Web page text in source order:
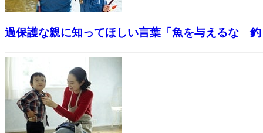
過保護な親に知ってほしい言葉「魚を与えるな 釣